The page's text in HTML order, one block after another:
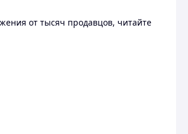
от тысяч продавцов, читайте